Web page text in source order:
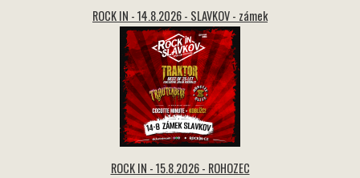
ROCK IN - 14.8.2026 - SLAVKOV - zámek
ROCK IN - 15.8.2026 - ROHOZEC